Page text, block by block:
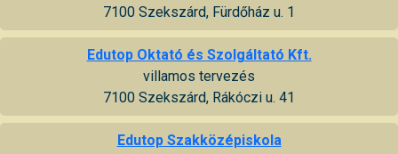
7100 Szekszárd, Fürdőház u. 1
Edutop Oktató és Szolgáltató Kft.
villamos tervezés
7100 Szekszárd, Rákóczi u. 41
Edutop Szakközépiskola